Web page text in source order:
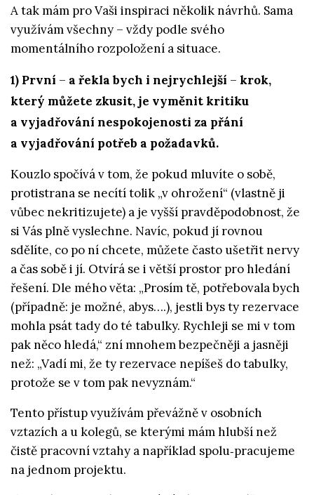
A tak mám pro Vaši inspiraci několik návrhů. Sama
využívám všechny – vždy podle svého
momentálního rozpoložení a situace.
1) První – a řekla bych i nejrychlejší – krok,
který můžete zkusit, je vyměnit kritiku
a vyjadřování nespokojenosti za přání
a vyjadřování potřeb a požadavků.
Kouzlo spočívá v tom, že pokud mluvíte o sobě,
protistrana se necítí tolik „v ohrožení“ (vlastně ji
vůbec nekritizujete) a je vyšší pravděpodobnost, že
si Vás plně vyslechne. Navíc, pokud jí rovnou
sdělíte, co po ní chcete, můžete často ušetřit nervy
a čas sobě i jí. Otvírá se i větší prostor pro hledání
řešení. Dle mého věta: „Prosím tě, potřebovala bych
(případně: je možné, abys….), jestli bys ty rezervace
mohla psát tady do té tabulky. Rychleji se mi v tom
pak něco hledá,“ zní mnohem bezpečněji a jasněji
než: „Vadí mi, že ty rezervace nepíšeš do tabulky,
protože se v tom pak nevyznám.“
Tento přístup využívám převážně v osobních
vztazích a u kolegů, se kterými mám hlubší než
čistě pracovní vztahy a například spolu‑pracujeme
na jednom projektu.